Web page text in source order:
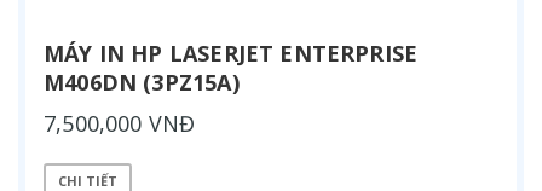
MÁY IN HP LASERJET ENTERPRISE
M406DN (3PZ15A)
7,500,000 VNĐ
CHI TIẾT